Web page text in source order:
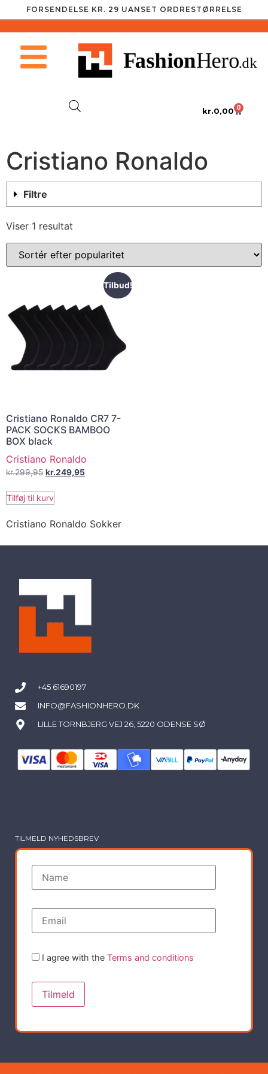
FORSENDELSE KR. 29 UANSET ORDRESTØRRELSE
kr.0,00 0
Cristiano Ronaldo
Filtre
Viser 1 resultat
Tilbud!
Cristiano Ronaldo CR7 7-
PACK SOCKS BAMBOO
BOX black
Cristiano Ronaldo
kr.299,95 kr.249,95
Tilføj til kurv
Cristiano Ronaldo Sokker
+45 61690197
INFO@FASHIONHERO.DK
LILLE TORNBJERG VEJ 26, 5220 ODENSE SØ
TILMELD NYHEDSBREV
I agree with the Terms and conditions